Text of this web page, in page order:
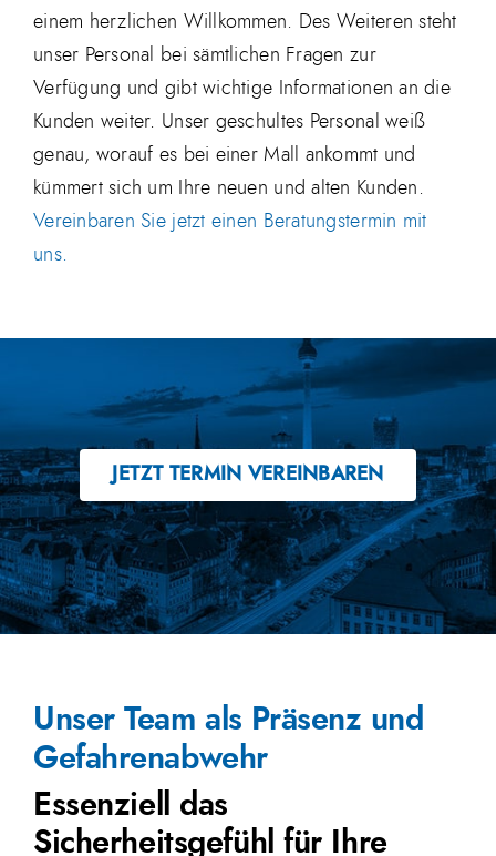
einem herzlichen Willkommen. Des Weiteren steht
unser Personal bei sämtlichen Fragen zur
Verfügung und gibt wichtige Informationen an die
Kunden weiter. Unser geschultes Personal weiß
genau, worauf es bei einer Mall ankommt und
kümmert sich um Ihre neuen und alten Kunden.
Vereinbaren Sie jetzt einen Beratungstermin mit
uns.
JETZT TERMIN VEREINBAREN
Unser Team als Präsenz und
Gefahrenabwehr
Essenziell das
Sicherheitsgefühl für Ihre